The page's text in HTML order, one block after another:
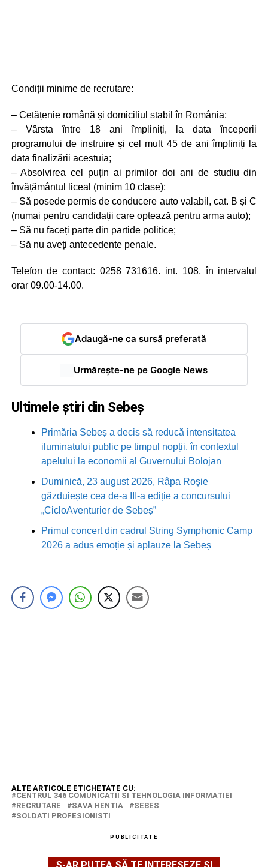
Condiții minime de recrutare:
– Cetățenie română și domiciliul stabil în România;
– Vârsta între 18 ani împliniți, la data începerii
programului de instruire și cel mult 45 de ani împliniți la
data finalizării acestuia;
– Absolvirea cel puțin ai primilor doi ani de studiu din
învățământul liceal (minim 10 clase);
– Să posede permis de conducere auto valabil, cat. B și C
(numai pentru candidații care optează pentru arma auto);
– Să nu faceți parte din partide politice;
– Să nu aveți antecedente penale.
Telefon de contact: 0258 731616. int. 108, în intervalul
orar 09.00-14.00.
Adaugă-ne ca sursă preferată
Urmărește-ne pe Google News
Ultimele știri din Sebeș
Primăria Sebeș a decis să reducă intensitatea
iluminatului public pe timpul nopții, în contextul
apelului la economii al Guvernului Bolojan
Duminică, 23 august 2026, Râpa Roșie
găzduiește cea de-a III-a ediție a concursului
„CicloAventurier de Sebeș”
Primul concert din cadrul String Symphonic Camp
2026 a adus emoție și aplauze la Sebeș
ALTE ARTICOLE ETICHETATE CU:
CENTRUL 346 COMUNICATII SI TEHNOLOGIA INFORMATIEI
RECRUTARE
SAVA HENTIA
SEBES
SOLDATI PROFESIONISTI
PUBLICITATE